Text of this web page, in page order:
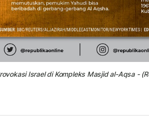
Israel di Kompleks Masjid al-Aqsa -